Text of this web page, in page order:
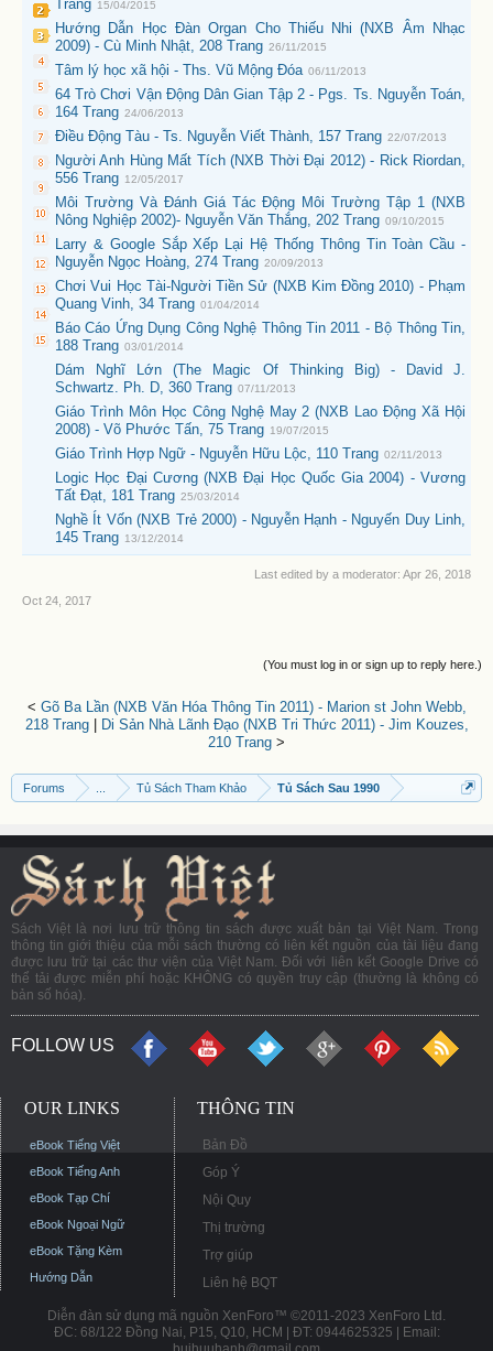
Trang 15/04/2015
Hướng Dẫn Học Đàn Organ Cho Thiếu Nhi (NXB Âm Nhạc
2009) - Cù Minh Nhật, 208 Trang 26/11/2015
Tâm lý học xã hội - Ths. Vũ Mộng Đóa 06/11/2013
64 Trò Chơi Vận Động Dân Gian Tập 2 - Pgs. Ts. Nguyễn Toán,
164 Trang 24/06/2013
Điều Động Tàu - Ts. Nguyễn Viết Thành, 157 Trang 22/07/2013
Người Anh Hùng Mất Tích (NXB Thời Đại 2012) - Rick Riordan,
556 Trang 12/05/2017
Môi Trường Và Đánh Giá Tác Động Môi Trường Tập 1 (NXB
Nông Nghiệp 2002)- Nguyễn Văn Thắng, 202 Trang 09/10/2015
Larry & Google Sắp Xếp Lại Hệ Thống Thông Tin Toàn Cầu -
Nguyễn Ngọc Hoàng, 274 Trang 20/09/2013
Chơi Vui Học Tài-Người Tiền Sử (NXB Kim Đồng 2010) - Phạm
Quang Vinh, 34 Trang 01/04/2014
Báo Cáo Ứng Dụng Công Nghệ Thông Tin 2011 - Bộ Thông Tin,
188 Trang 03/01/2014
Dám Nghĩ Lớn (The Magic Of Thinking Big) - David J.
Schwartz. Ph. D, 360 Trang 07/11/2013
Giáo Trình Môn Học Công Nghệ May 2 (NXB Lao Động Xã Hội
2008) - Võ Phước Tấn, 75 Trang 19/07/2015
Giáo Trình Hợp Ngữ - Nguyễn Hữu Lộc, 110 Trang 02/11/2013
Logic Học Đại Cương (NXB Đại Học Quốc Gia 2004) - Vương
Tất Đạt, 181 Trang 25/03/2014
Nghề Ít Vốn (NXB Trẻ 2000) - Nguyễn Hạnh - Nguyến Duy Linh,
145 Trang 13/12/2014
Last edited by a moderator: Apr 26, 2018
Oct 24, 2017
(You must log in or sign up to reply here.)
< Gõ Ba Lần (NXB Văn Hóa Thông Tin 2011) - Marion st John Webb,
218 Trang|
Di Sản Nhà Lãnh Đạo (NXB Tri Thức 2011) - Jim Kouzes,
210 Trang >
Forums Tủ Sách Tham Khảo Tủ Sách Sau 1990
Sách Việt là nơi lưu trữ thông tin sách được xuất bản tại Việt Nam. Trong
thông tin giới thiệu của mỗi sách thường có liên kết nguồn của tài liệu đang
được lưu trữ tại các thư viện của Việt Nam. Đối với liên kết Google Drive có
thể tải được miễn phí hoặc KHÔNG có quyền truy cập (thường là không có
bản số hóa).
FOLLOW US
OUR LINKS
eBook Tiếng Việt
eBook Tiếng Anh
eBook Tạp Chí
eBook Ngoại Ngữ
eBook Tặng Kèm
Hướng Dẫn
THÔNG TIN
Bản Đồ
Góp Ý
Nội Quy
Thị trường
Trợ giúp
Liên hệ BQT
Diễn đàn sử dụng mã nguồn XenForo™ ©2011-2023 XenForo Ltd.
ĐC: 68/122 Đồng Nai, P15, Q10, HCM | ĐT: 0944625325 | Email: